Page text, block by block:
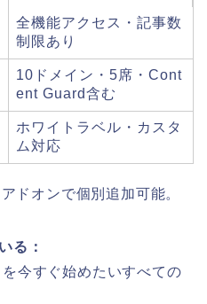
全機能アクセス・記事数
制限あり
10ドメイン・5席・Cont
ent Guard含む
ホワイトラベル・カスタ
ム対応
ドオンで個別追加可能。
る：
今すぐ始めたいすべての